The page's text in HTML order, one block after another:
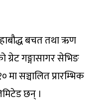
बचत तथा ऋण
ग्रेट गङ्गासागर सेभिङ
सञ्चालित प्रारम्भिक
छन् ।